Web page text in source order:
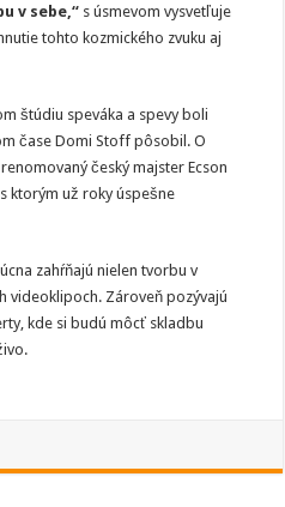
v sebe,“ s úsmevom vysvetľuje
tohto kozmického zvuku aj
štúdiu speváka a spevy boli
čase Domi Stoff pôsobil. O
český majster Ecson
ktorým už roky úspešne
zahŕňajú nielen tvorbu v
videoklipoch. Zároveň pozývajú
kde si budú môcť skladbu